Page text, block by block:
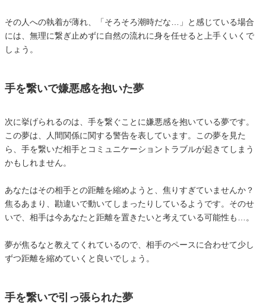
その人への執着が薄れ、「そろそろ潮時だな…」と感じている場合
には、無理に繋ぎ止めずに自然の流れに身を任せると上手くいくで
しょう。
手を繋いで嫌悪感を抱いた夢
次に挙げられるのは、手を繋ぐことに嫌悪感を抱いている夢です。
この夢は、人間関係に関する警告を表しています。この夢を見た
ら、手を繋いだ相手とコミュニケーショントラブルが起きてしまう
かもしれません。
あなたはその相手との距離を縮めようと、焦りすぎていませんか？
焦るあまり、勘違いで動いてしまったりしているようです。そのせ
いで、相手は今あなたと距離を置きたいと考えている可能性も…。
夢が焦るなと教えてくれているので、相手のペースに合わせて少し
ずつ距離を縮めていくと良いでしょう。
手を繋いで引っ張られた夢